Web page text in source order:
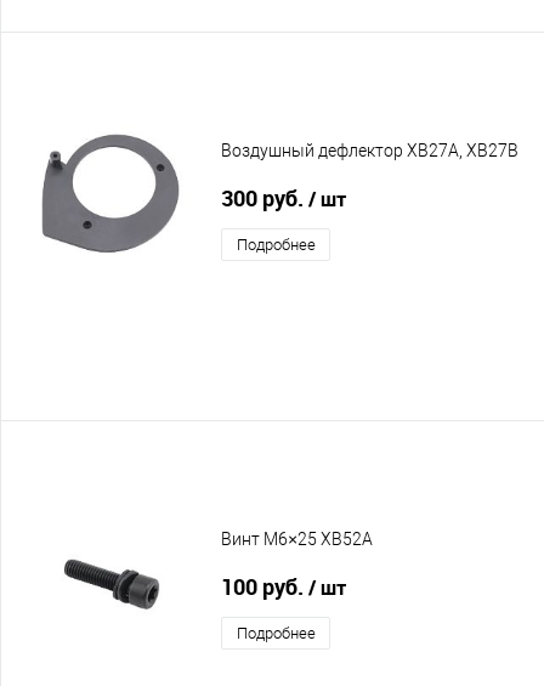
Воздушный дефлектор XB27A, XB27B
300 руб. / шт
Подробнее
Винт M6×25 XB52A
100 руб. / шт
Подробнее